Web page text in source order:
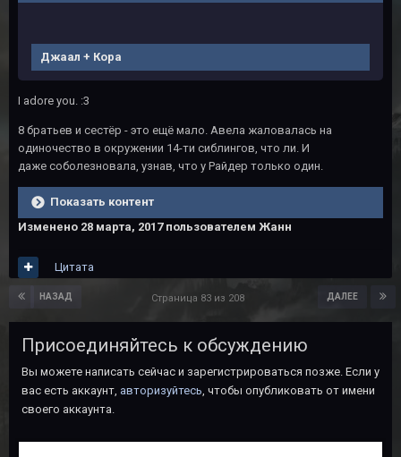
Джаал + Кора
I adore you. :3
8 братьев и сестёр - это ещё мало. Авела жаловалась на
одиночество в окружении 14-ти сиблингов, что ли. И
даже соболезновала, узнав, что у Райдер только один.
Показать контент
Изменено 28 марта, 2017пользователем Жанн
Цитата
НАЗАД ДАЛЕЕ
Страница 83 из 208
Присоединяйтесь к обсуждению
Вы можете написать сейчас и зарегистрироваться позже. Если у
вас есть аккаунт, авторизуйтесь, чтобы опубликовать от имени
своего аккаунта.